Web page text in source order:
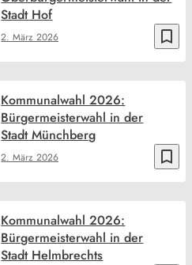
bookmark_border
2. März 2026
Stadt Hof
bookmark_border
2. März 2026
Kommunalwahl 2026:
Bürgermeisterwahl in der
Stadt Münchberg
Kommunalwahl 2026:
Bürgermeisterwahl in der
Stadt Helmbrechts